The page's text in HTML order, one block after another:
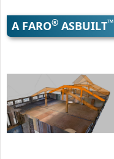
A FARO® ASBUILT™